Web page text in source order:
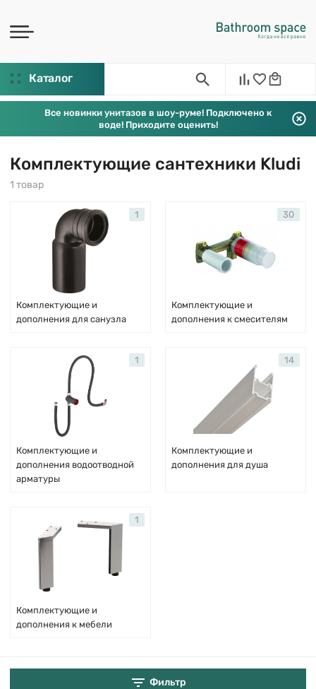
Каталог
Все новинки унитазов в шоу-руме! Подключено к
воде! Приходите оценить!
Комплектующие сантехники Kludi
1 товар
Комплектующие и
дополнения для санузла
1
Комплектующие и
дополнения к смесителям
30
Комплектующие и
дополнения водоотводной
арматуры
1
Комплектующие и
дополнения для душа
14
Комплектующие и
дополнения к мебели
1
Фильтр